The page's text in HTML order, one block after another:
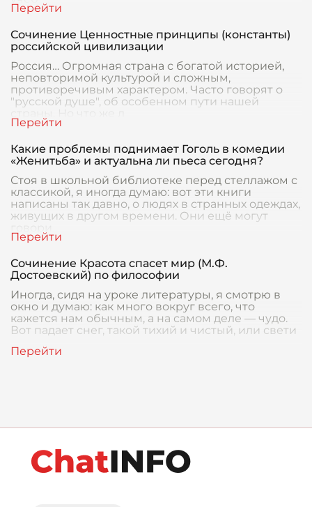
Сочинение Ценностные принципы (константы)
российской цивилизации
Россия… Огромная страна с богатой историей,
неповторимой культурой и сложным,
противоречивым характером. Часто говорят о
"русской душе", об особенном пути нашей
страны. Но что же л
Какие проблемы поднимает Гоголь в комедии
«Женитьба» и актуальна ли пьеса сегодня?
Стоя в школьной библиотеке перед стеллажом с
классикой, я иногда думаю: вот эти книги
написаны так давно, о людях в странных одеждах,
живущих в другом времени. Они ещё могут
Сочинение Красота спасет мир (М.Ф.
Достоевский) по философии
Иногда, сидя на уроке литературы, я смотрю в
окно и думаю: как много вокруг всего, что
кажется нам обычным, а на самом деле — чудо.
Вот падает снег, такой тихий и чистый, или свети